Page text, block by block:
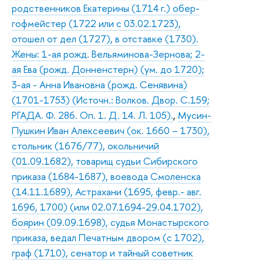
родственников Екатерины (1714 г.) обер-
гофмейстер (1722 или с 03.02.1723),
отошел от дел (1727), в отставке (1730).
Жены: 1-ая рожд. Вельяминова-Зернова; 2-
ая Ева (рожд. Донненстерн) (ум. до 1720);
3-ая - Анна Ивановна (рожд. Сенявина)
(1701-1753) (Источн.: Волков. Двор. С.159;
РГАДА. Ф. 286. Оп. 1. Д. 14. Л. 105)., Мусин-
Пушкин Иван Алексеевич (ок. 1660 – 1730),
стольник (1676/77), окольничий
(01.09.1682), товарищ судьи Сибирского
приказа (1684-1687), воевода Смоленска
(14.11.1689), Астрахани (1695, февр.- авг.
1696, 1700) (или 02.07.1694-29.04.1702),
боярин (09.09.1698), судья Монастырского
приказа, ведал Печатным двором (с 1702),
граф (1710), сенатор и тайный советник